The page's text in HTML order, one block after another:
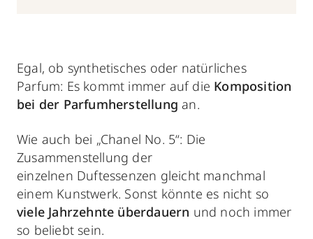
Egal, ob synthetisches oder natürliches
Parfum: Es kommt immer auf die Komposition
bei der Parfumherstellungan.
Wie auch bei „Chanel No. 5“: Die
Zusammenstellung der
einzelnen Duftessenzen gleicht manchmal
einem Kunstwerk. Sonst könnte es nicht so
viele Jahrzehnte überdauern und noch immer
so beliebt sein.